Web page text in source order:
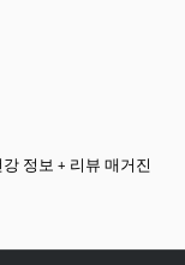
정보 + 리뷰 매거진